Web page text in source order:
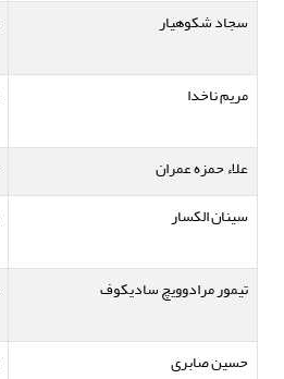
سجاد شکوهیار
مریم ناخدا
علاء حمزه عمران
سینان الکسار
تیمور مرادوویچ سادیکوف
حسین صابری